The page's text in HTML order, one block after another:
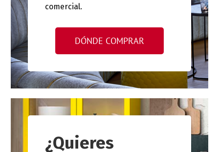
comercial.
DÓNDE COMPRAR
¿Quieres